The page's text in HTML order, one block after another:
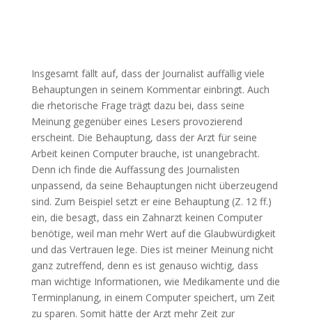
Insgesamt fällt auf, dass der Journalist auffällig viele
Behauptungen in seinem Kommentar einbringt. Auch
die rhetorische Frage trägt dazu bei, dass seine
Meinung gegenüber eines Lesers provozierend
erscheint. Die Behauptung, dass der Arzt für seine
Arbeit keinen Computer brauche, ist unangebracht.
Denn ich finde die Auffassung des Journalisten
unpassend, da seine Behauptungen nicht überzeugend
sind. Zum Beispiel setzt er eine Behauptung (Z. 12 ff.)
ein, die besagt, dass ein Zahnarzt keinen Computer
benötige, weil man mehr Wert auf die Glaubwürdigkeit
und das Vertrauen lege. Dies ist meiner Meinung nicht
ganz zutreffend, denn es ist genauso wichtig, dass
man wichtige Informationen, wie Medikamente und die
Terminplanung, in einem Computer speichert, um Zeit
zu sparen. Somit hätte der Arzt mehr Zeit zur